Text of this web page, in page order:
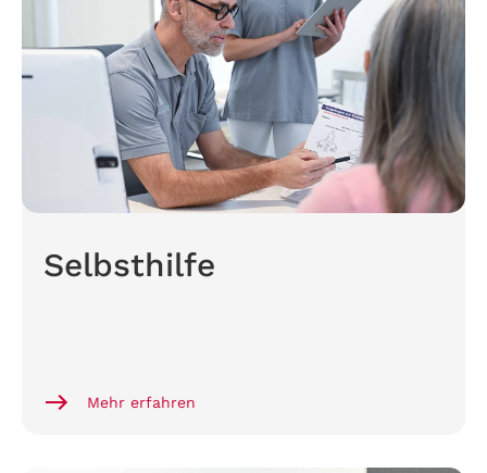
Selbsthilfe
Mehr erfahren